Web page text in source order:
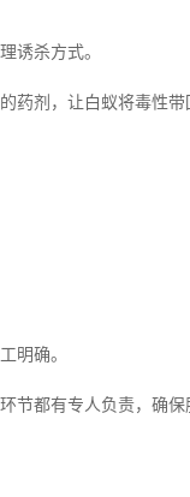
诱杀方式。
剂，让白蚁将毒性带
明确。
节都有专人负责，确